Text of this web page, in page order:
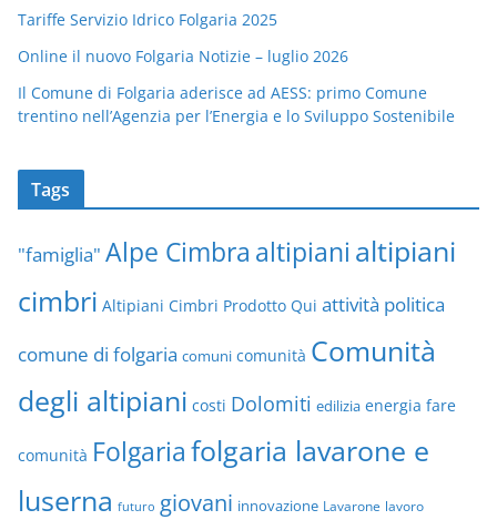
Tariffe Servizio Idrico Folgaria 2025
Online il nuovo Folgaria Notizie – luglio 2026
Il Comune di Folgaria aderisce ad AESS: primo Comune
trentino nell’Agenzia per l’Energia e lo Sviluppo Sostenibile
Tags
"famiglia" Alpe Cimbra altipiani altipiani
cimbri Altipiani Cimbri Prodotto Qui attività politica
comune di folgaria comuni comunità Comunità
degli altipiani costi Dolomiti edilizia energia fare
comunità Folgariafolgaria lavarone e
luserna futuro giovani innovazione Lavarone lavoro